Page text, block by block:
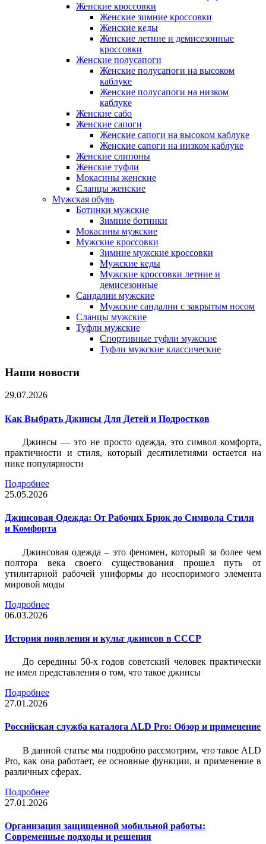
Женские кроссовки
Женские зимние кроссовки
Женские кеды
Женские летние и демисезонные
кроссовки
Женские полусапоги
Женские полусапоги на высоком
каблуке
Женские полусапоги на низком
каблуке
Женские сабо
Женские сапоги
Женские сапоги на высоком каблуке
Женские сапоги на низком каблуке
Женские слипоны
Женские туфли
Мокасины женские
Сланцы женские
Мужская обувь
Ботинки мужские
Зимние ботинки
Мокасины мужские
Мужские кроссовки
Зимние мужские кроссовки
Мужские кеды
Мужские кроссовки летние и
демисезонные
Сандалии мужские
Мужские сандалии с закрытым носом
Сланцы мужские
Туфли мужские
Спортивные туфли мужские
Туфли мужские классические
Наши новости
29.07.2026
Как Выбрать Джинсы Для Детей и Подростков
Джинсы — это не просто одежда, это символ комфорта,
практичности и стиля, который десятилетиями остается на
пике популярности
Подробнее
25.05.2026
Джинсовая Одежда: От Рабочих Брюк до Символа Стиля
и Комфорта
Джинсовая одежда – это феномен, который за более чем
полтора века своего существования прошел путь от
утилитарной рабочей униформы до неоспоримого элемента
мировой моды
Подробнее
06.03.2026
История появления и культ джинсов в СССР
До середины 50-х годов советский человек практически
не имел представления о том, что такое джинсы
Подробнее
27.01.2026
Российская служба каталога ALD Pro: Обзор и применение
В данной статье мы подробно рассмотрим, что такое ALD
Pro, как она работает, ее основные функции, и применение в
различных сферах.
Подробнее
27.01.2026
Организация защищенной мобильной работы:
Современные подходы и решения